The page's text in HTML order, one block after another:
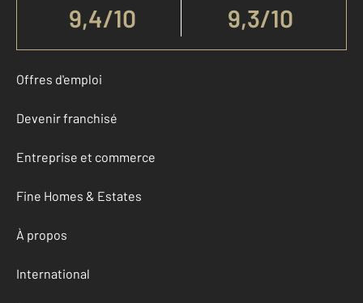
9,4/10 9,3/10
Offres d'emploi
Devenir franchisé
Entreprise et commerce
Fine Homes & Estates
À propos
International